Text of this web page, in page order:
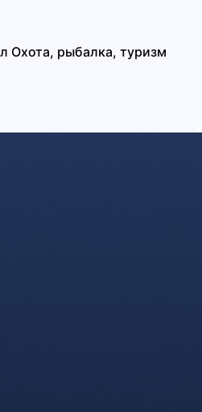
Охота, рыбалка, туризм